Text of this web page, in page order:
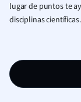
lugar de puntos te
disciplinas científicas.